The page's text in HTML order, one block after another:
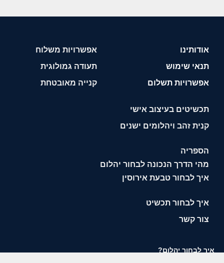
אודותינו
תנאי שימוש
אפשרויות תשלום
אפשרויות משלוח
תעודה גמולוגית
קנייה מאובטחת
תכשיטים בעיצוב אישי
קנית זהב ויהלומים ישנים
הספריה
מהי הדרך הנכונה לבחור יהלום
איך לבחור טבעת אירוסין
איך לבחור תכשיט
צור קשר
איך לבחור יהלום?